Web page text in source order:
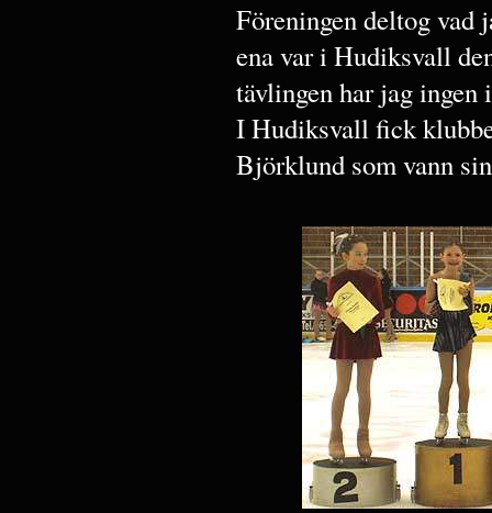
Föreningen deltog vad
ena var i Hudiksvall
tävlingen har jag ingen
I Hudiksvall fick
Björklund som vann